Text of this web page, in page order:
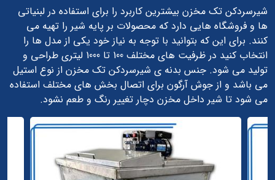
شیرسردکن تک مخزن بیشترین کاربرد را برای استفاده در لبنیاتی
ها و فروشگاه هایی دارد که محصولات بر پایه شیر را تهیه می
کنند. برای این که بتوانید با توجه به نیاز خود یکی از مدل ها را
انتخاب کنید در ظرفیت های مختلف 100 تا 1000 لیتری طراحی و
تولید می شود. جنس بدنه ی شیرسردکن تک مخزن از نوع استیل
می باشد و از جوش آرگون برای اتصال بخش های مختلف استفاده
می شود تا شیر داخل مخزن دچار تغییر رنگ و طعم نشود.